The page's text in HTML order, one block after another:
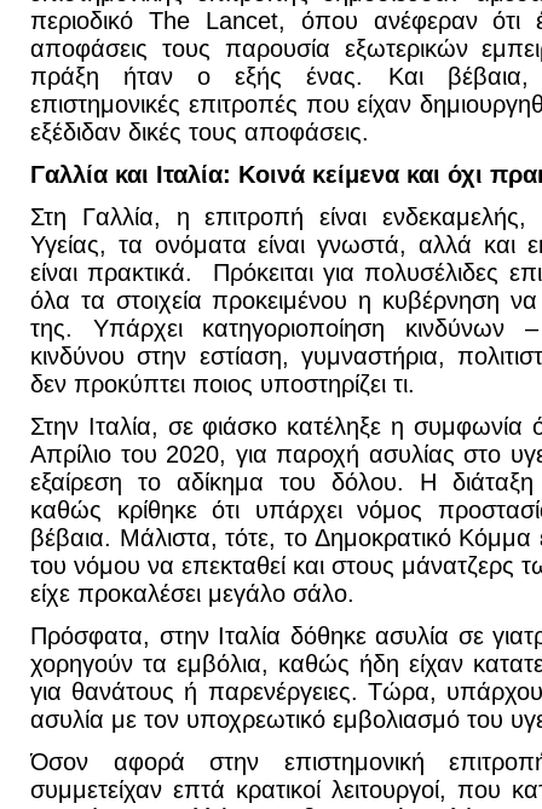
περιοδικό The Lancet, όπου ανέφεραν ότι
αποφάσεις τους παρουσία εξωτερικών
πράξη ήταν ο εξής ένας. Και βέβαια,
επιστημονικές επιτροπές που είχαν
εξέδιδαν δικές τους αποφάσεις.
Γαλλία και Ιταλία: Κοινά κείμενα και όχι
Στη Γαλλία, η επιτροπή είναι
Υγείας, τα ονόματα είναι γνωστά, αλλά και
είναι πρακτικά. Πρόκειται για πολυσέλιδες
όλα τα στοιχεία προκειμένου η κυβέρνηση
της. Υπάρχει κατηγοριοποίηση
κινδύνου στην εστίαση, γυμναστήρια,
δεν προκύπτει ποιος υποστηρίζει τι.
Στην Ιταλία, σε φιάσκο κατέληξε η
Απρίλιο του 2020, για παροχή ασυλίας στο
εξαίρεση το αδίκημα του δόλου. Η
καθώς κρίθηκε ότι υπάρχει νόμος
βέβαια. Μάλιστα, τότε, το Δημοκρατικό Κόμμα
του νόμου να επεκταθεί και στους μάνατζερς
είχε προκαλέσει μεγάλο σάλο.
Πρόσφατα, στην Ιταλία δόθηκε ασυλία σε
χορηγούν τα εμβόλια, καθώς ήδη είχαν
για θανάτους ή παρενέργειες. Τώρα,
ασυλία με τον υποχρεωτικό εμβολιασμό του
Όσον αφορά στην επιστημονική
συμμετείχαν επτά κρατικοί λειτουργοί, που